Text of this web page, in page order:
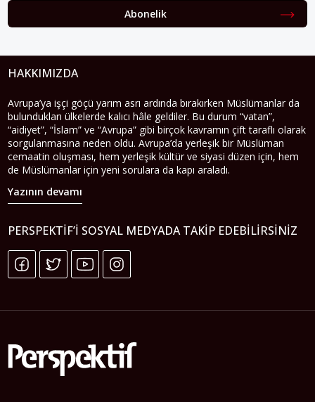
Abonelik
HAKKIMIZDA
Avrupa’ya işçi göçü yarım asrı ardında bırakırken Müslümanlar da
bulundukları ülkelerde kalıcı hâle geldiler. Bu durum “vatan”,
“aidiyet”, “İslam” ve “Avrupa” gibi birçok kavramın çift taraflı olarak
sorgulanmasına neden oldu. Avrupa’da yerleşik bir Müslüman
cemaatin oluşması, hem yerleşik kültür ve siyasi düzen için, hem
de Müslümanlar için yeni sorulara da kapı araladı.
Yazının devamı
PERSPEKTIF’I SOSYAL MEDYADA TAKIP EDEBILIRSINIZ